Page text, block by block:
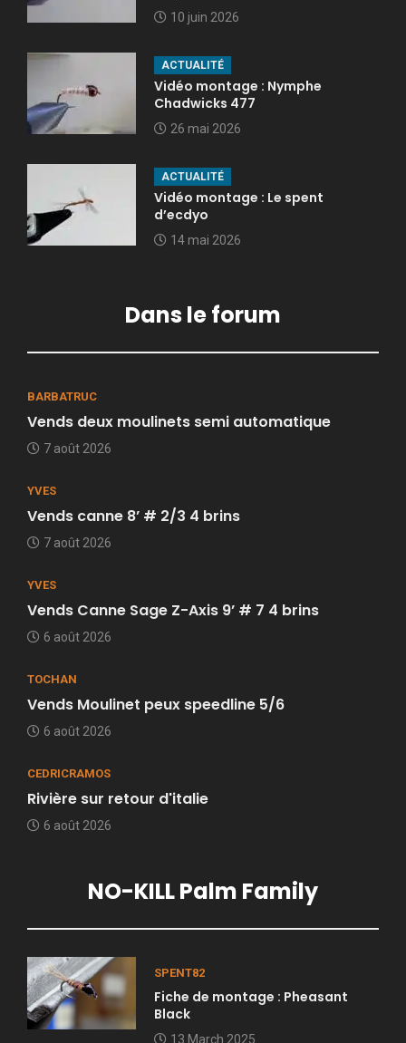
10 juin 2026
ACTUALITÉ
Vidéo montage : Nymphe
Chadwicks 477
26 mai 2026
ACTUALITÉ
Vidéo montage : Le spent
d’ecdyo
14 mai 2026
Dans le forum
BARBATRUC
Vends deux moulinets semi automatique
7 août 2026
YVES
Vends canne 8’ # 2/3 4 brins
7 août 2026
YVES
Vends Canne Sage Z-Axis 9’ # 7 4 brins
6 août 2026
TOCHAN
Vends Moulinet peux speedline 5/6
6 août 2026
CEDRICRAMOS
Rivière sur retour d'italie
6 août 2026
NO-KILL Palm Family
SPENT82
Fiche de montage : Pheasant
Black
13 March 2025